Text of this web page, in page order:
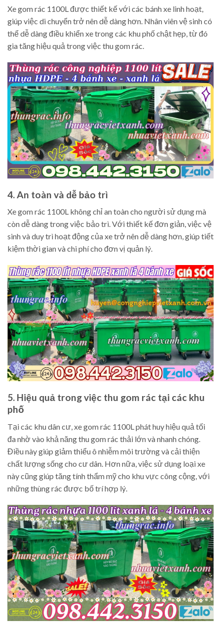
Xe gom rác 1100L được thiết kế với các bánh xe linh hoạt,
giúp việc di chuyển trở nên dễ dàng hơn. Nhân viên vệ sinh có
thể dễ dàng điều khiển xe trong các khu phố chật hẹp, từ đó
gia tăng hiệu quả trong việc thu gom rác.
4. An toàn và dễ bảo trì
Xe gom rác 1100L không chỉ an toàn cho người sử dụng mà
còn dễ dàng trong việc bảo trì. Với thiết kế đơn giản, việc vệ
sinh và duy trì hoạt động của xe trở nên dễ dàng hơn, giúp tiết
kiệm thời gian và chi phí cho đơn vị quản lý.
5. Hiệu quả trong việc thu gom rác tại các khu
phố
Tại các khu dân cư, xe gom rác 1100L phát huy hiệu quả tối
đa nhờ vào khả năng thu gom rác thải lớn và nhanh chóng.
Điều này giúp giảm thiểu ô nhiễm môi trường và cải thiện
chất lượng sống cho cư dân. Hơn nữa, việc sử dụng loại xe
này cũng giúp tăng tính thẩm mỹ cho khu vực công cộng, với
những thùng rác được bố trí hợp lý.